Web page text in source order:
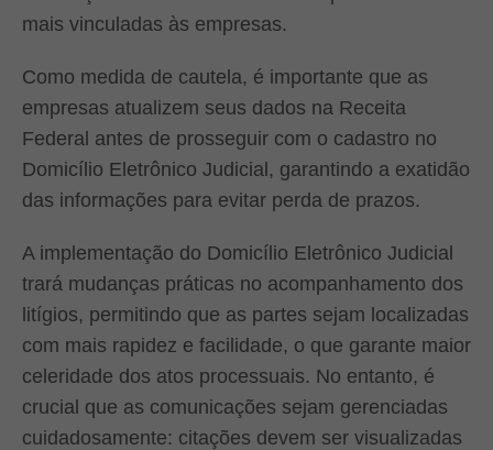
mais vinculadas às empresas.
Como medida de cautela, é importante que as
empresas atualizem seus dados na Receita
Federal antes de prosseguir com o cadastro no
Domicílio Eletrônico Judicial, garantindo a exatidão
das informações para evitar perda de prazos.
A implementação do Domicílio Eletrônico Judicial
trará mudanças práticas no acompanhamento dos
litígios, permitindo que as partes sejam localizadas
com mais rapidez e facilidade, o que garante maior
celeridade dos atos processuais. No entanto, é
crucial que as comunicações sejam gerenciadas
cuidadosamente: citações devem ser visualizadas